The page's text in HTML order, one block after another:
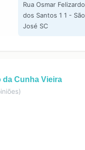
Rua Osmar Felizardo
dos Santos 1 1 - São
José SC
da Cunha Vieira